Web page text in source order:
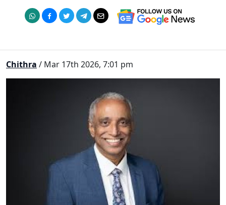
Chithra / Mar 17th 2026, 7:01 pm